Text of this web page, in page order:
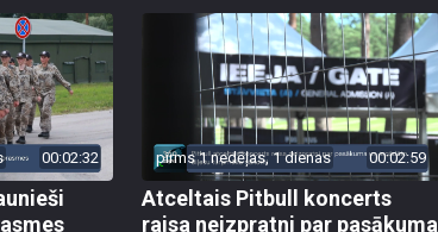
00:02:32 pirms 1 nedēļas, 1 dienas 00:02:59
Atceltais Pitbull koncerts
raisa neizpratni par pasākuma